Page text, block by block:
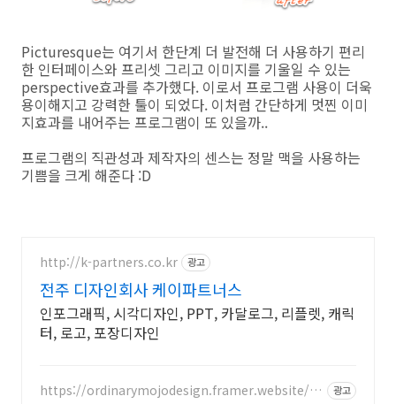
Picturesque는 여기서 한단계 더 발전해 더 사용하기 편리
한 인터페이스와 프리셋 그리고 이미지를 기울일 수 있는
perspective효과를 추가했다. 이로서 프로그램 사용이 더욱
용이해지고 강력한 툴이 되었다. 이처럼 간단하게 멋찐 이미
지효과를 내어주는 프로그램이 또 있을까..
프로그램의 직관성과 제작자의 센스는 정말 맥을 사용하는
기쁨을 크게 해준다 :D
http://k-partners.co.kr 광고
전주 디자인회사 케이파트너스
인포그래픽, 시각디자인, PPT, 카달로그, 리플렛, 캐릭
터, 로고, 포장디자인
https://ordinarymojodesign.framer.website/p
광고